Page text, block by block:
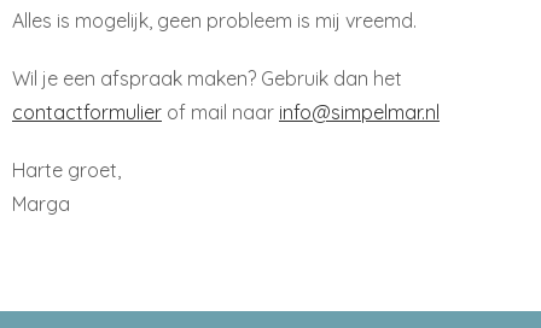
Alles is mogelijk, geen probleem is mij vreemd.
Wil je een afspraak maken? Gebruik dan het
contactformulier of mail naar info@simpelmar.nl
Harte groet,
Marga